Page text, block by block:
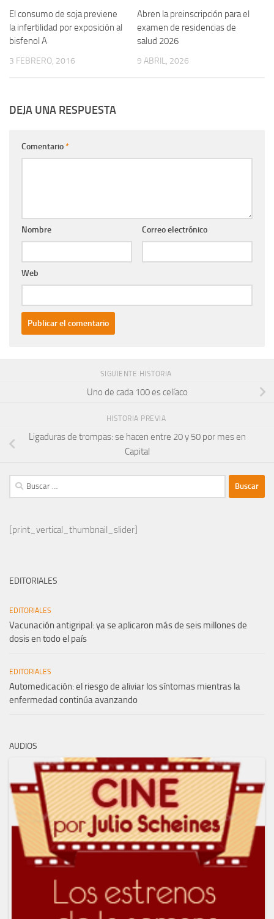
El consumo de soja previene
la infertilidad por exposición al
bisfenol A
3 FEBRERO, 2016
Abren la preinscripción para el
examen de residencias de
salud 2026
9 ABRIL, 2026
DEJA UNA RESPUESTA
Comentario*
Nombre Correo electrónico
Web
SIGUIENTE HISTORIA
Uno de cada 100 es celíaco
HISTORIA PREVIA
Ligaduras de trompas: se hacen entre 20 y 50 por mes en
Capital
Buscar:
[print_vertical_thumbnail_slider]
EDITORIALES
EDITORIALES
Vacunación antigripal: ya se aplicaron más de seis millones de
dosis en todo el país
EDITORIALES
Automedicación: el riesgo de aliviar los síntomas mientras la
enfermedad continúa avanzando
AUDIOS